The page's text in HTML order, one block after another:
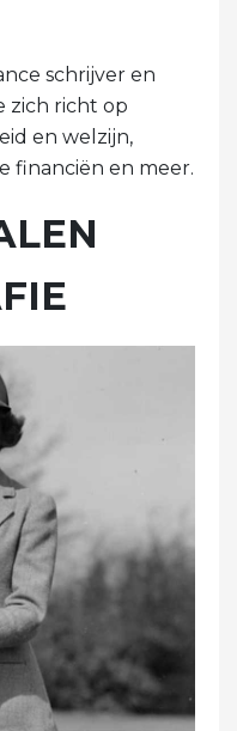
schrijver en
zich richt op
en welzijn,
financiën en meer.